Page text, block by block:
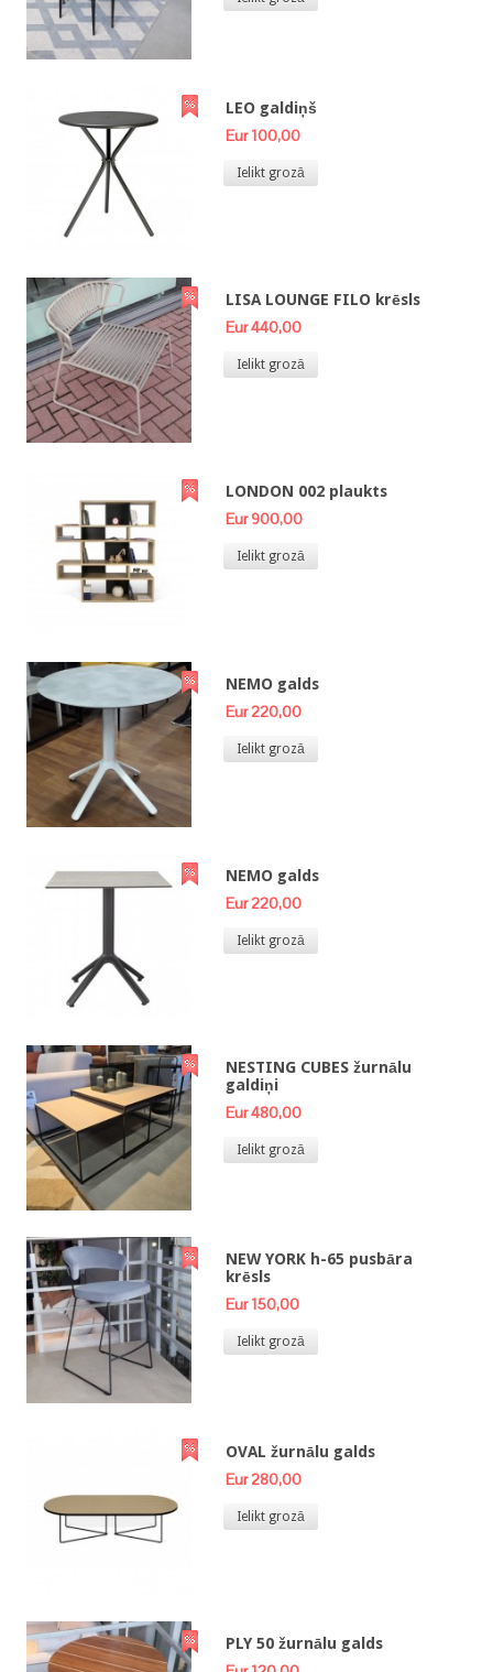
LEO galdiņš
Eur 100,00
Ielikt grozā
LISA LOUNGE FILO krēsls
Eur 440,00
Ielikt grozā
LONDON 002 plaukts
Eur 900,00
Ielikt grozā
NEMO galds
Eur 220,00
Ielikt grozā
NEMO galds
Eur 220,00
Ielikt grozā
NESTING CUBES žurnālu
galdiņi
Eur 480,00
Ielikt grozā
NEW YORK h-65 pusbāra
krēsls
Eur 150,00
Ielikt grozā
OVAL žurnālu galds
Eur 280,00
Ielikt grozā
PLY 50 žurnālu galds